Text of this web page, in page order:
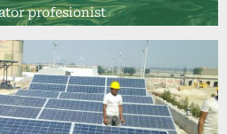
profesionist